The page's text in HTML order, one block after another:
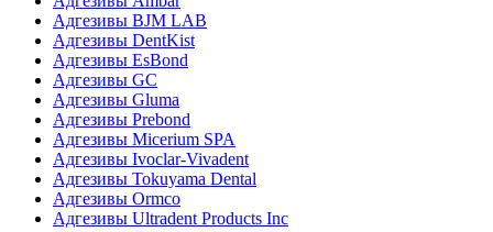
Адгезивы BJM LAB
Адгезивы DentKist
Адгезивы EsBond
Адгезивы GC
Адгезивы Gluma
Адгезивы Prebond
Адгезивы Micerium SPA
Адгезивы Ivoclar-Vivadent
Адгезивы Tokuyama Dental
Адгезивы Ormco
Адгезивы Ultradent Products Inc